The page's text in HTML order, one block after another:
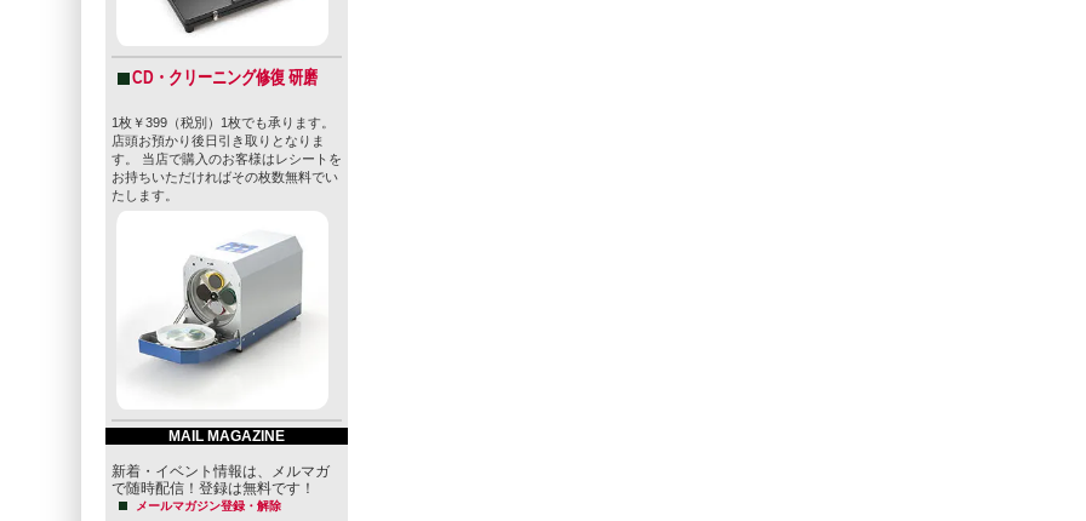
CD・クリーニング修復 研磨
1枚￥399（税別）1枚でも承ります。
店頭お預かり後日引き取りとなりま
す。 当店で購入のお客様はレシートを
お持ちいただければその枚数無料でい
たします。
MAIL MAGAZINE
新着・イベント情報は、メルマガ
で随時配信！登録は無料です！
メールマガジン登録・解除